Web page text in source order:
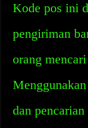
Kode pos ini
pengiriman
orang
dan